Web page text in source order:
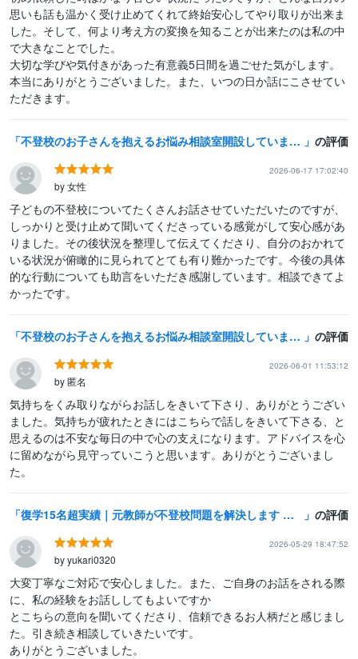
思いも話も温かく受け止めてくれて終始安心してやり取りが出来ま
した。そして、何より考え方の変換を知ることが出来たのは私の中
で大きなことでした。
大切な学びや気付きがあった有意義5日間を過ごせた気がします。
本当にありがとうございました。また、いつの日か話にこさせてい
ただきます。
不登校のお子さんを抱えるお悩み相談室開設しています 小中教員歴３３年の元校長／上級心理カウンセラーが寄り添います の評価
2026-06-17 17:02:40
by 女性
子どもの不登校についてたくさんお話させていただいたのですが、
しっかりと受け止めて聞いてくださっている感覚がして安心感があ
りました。その後状況を整理して伝えてくださり、自分のおかれて
いる状況が俯瞰的に見られてとても有り難かったです。今後の具体
的な行動についても助言をいただき感謝しています。相談できてよ
かったです。
不登校のお子さんを抱えるお悩み相談室開設しています 小中教員歴３３年の元校長／上級心理カウンセラーが寄り添います の評価
2026-06-01 11:53:12
by 匿名
気持ちをくみ取りながらお話しをきいて下さり、ありがとうござい
ました。気持ちが疲れたときにはこちらで話しをきいて下さる、と
思えるのは不安な毎日の中で心の支えになります。アドバイスを心
に留めながら見守っていこうと思います。ありがとうございまし
た。
復学15名超実績｜元教師が不登校問題を解決します 弟が元不登校！不登校対応経験者が本音で寄り添います の評価
2026-05-29 18:47:52
by yukari0320
大変丁寧なご対応で安心しました。また、ご自身のお話をされる際
に、私の経験をお話ししてもよいですか
とこちらの意向を聞いてくださり、信頼できるお人柄だと感じまし
た。引き続き相談していきたいです。
ありがとうございました。